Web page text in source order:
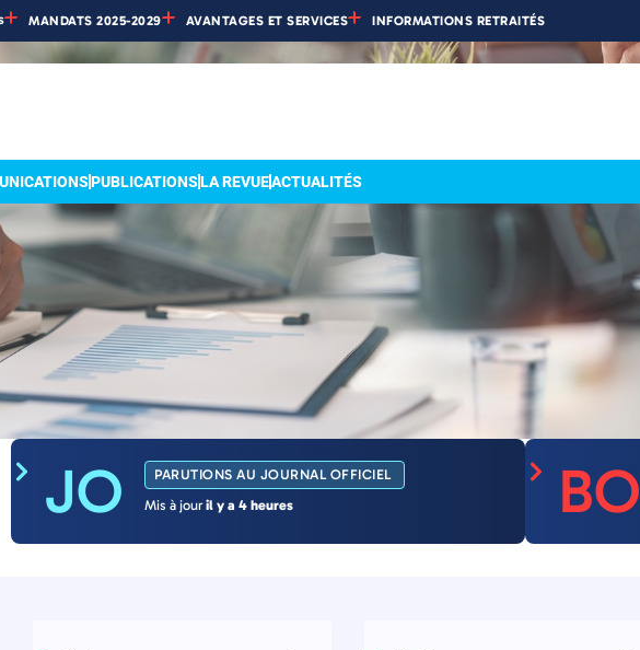
MANDATS 2025-2029 AVANTAGES ET SERVICES INFORMATIONS RETRAITÉS
PUBLICATIONSLA REVUEACTUALITÉS
JO
PARUTIONS AU JOURNAL OFFICIEL
Mis à jouril y a 4 heures BO